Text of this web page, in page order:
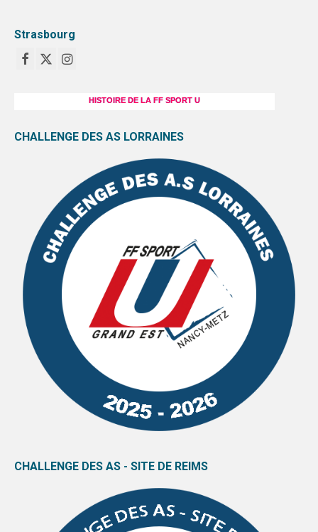
Strasbourg
HISTOIRE DE LA FF SPORT U
CHALLENGE DES AS LORRAINES
CHALLENGE DES AS - SITE DE REIMS